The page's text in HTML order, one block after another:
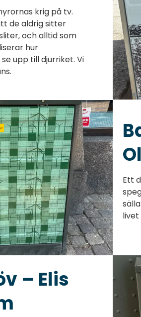
krig på tv.
de aldrig sitter
och alltid som
hur
upp till djurriket. Vi
Ett
– Elis